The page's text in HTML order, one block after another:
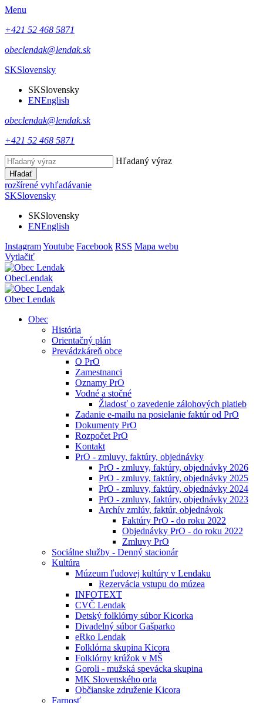
Menu
+421 52 468 5871
obeclendak@lendak.sk
SKSlovensky
SKSlovensky
ENEnglish
obeclendak@lendak.sk
+421 52 468 5871
Hľadaný výraz
Hľadať
rozšírené vyhľadávanie
SKSlovensky
SKSlovensky
ENEnglish
InstagramYoutube Facebook RSS Mapa webu
Vytlačiť
ObecLendak
Obec Lendak
Obec
História
Orientačný plán
Prevádzkáreň obce
O PrO
Zamestnanci
Oznamy PrO
Vodné a stočné
Žiadosť o zavedenie zálohových platieb
Zadanie e-mailu na posielanie faktúr od PrO
Dokumenty PrO
Rozpočet PrO
Kontakt
PrO - zmluvy, faktúry, objednávky
PrO - zmluvy, faktúry, objednávky 2026
PrO - zmluvy, faktúry, objednávky 2025
PrO - zmluvy, faktúry, objednávky 2024
PrO - zmluvy, faktúry, objednávky 2023
Archív zmlúv, faktúr, objednávok
Faktúry PrO - do roku 2022
Objednávky PrO - do roku 2022
Zmluvy PrO
Sociálne služby - Denný stacionár
Kultúra
Múzeum ľudovej kultúry v Lendaku
Rezervácia vstupu do múzea
INFOTEXT
CVČ Lendak
Detský folklórny súbor Kicorka
Divadelný súbor Gašparko
eRko Lendak
Folklórna skupina Kicora
Folklórny krúžok v MŠ
Goroli - mužská spevácka skupina
MK Slovenského orla
Občianske združenie Kicora
Farnosť